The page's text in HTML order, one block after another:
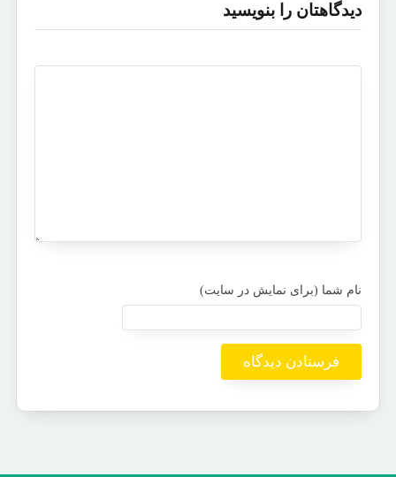
دیدگاهتان را بنویسید